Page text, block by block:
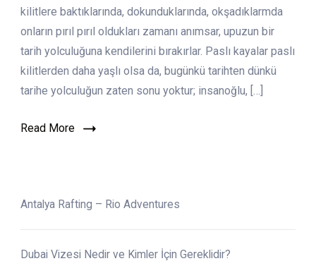
kilitlere baktıklarında, dokunduklarında, okşadıklarmda
onların pırıl pırıl oldukları zamanı anımsar, upuzun bir
tarih yolculuğuna kendilerini bırakırlar. Paslı kayalar paslı
kilitlerden daha yaşlı olsa da, bugünkü tarihten dünkü
tarihe yolculuğun zaten sonu yoktur; insanoğlu, […]
Read More
Antalya Rafting – Rio Adventures
Dubai Vizesi Nedir ve Kimler İçin Gereklidir?